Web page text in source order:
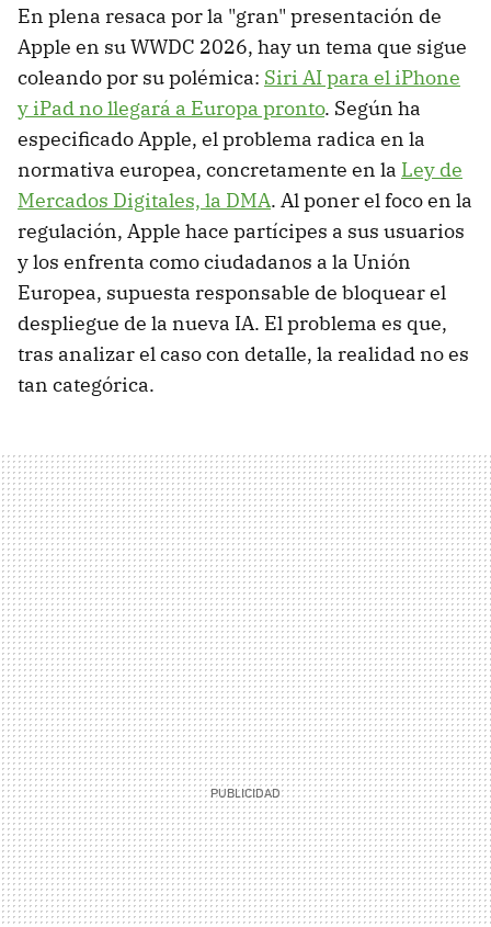
En plena resaca por la "gran" presentación de
Apple en su WWDC 2026, hay un tema que sigue
coleando por su polémica: Siri AI para el iPhone
y iPad no llegará a Europa pronto. Según ha
especificado Apple, el problema radica en la
normativa europea, concretamente en la Ley de
Mercados Digitales, la DMA. Al poner el foco en la
regulación, Apple hace partícipes a sus usuarios
y los enfrenta como ciudadanos a la Unión
Europea, supuesta responsable de bloquear el
despliegue de la nueva IA. El problema es que,
tras analizar el caso con detalle, la realidad no es
tan categórica.